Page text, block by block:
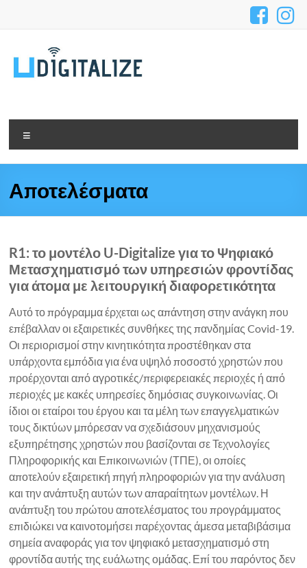
Αποτελέσματα
R1: το μοντέλο U-Digitalize για το Ψηφιακό
Μετασχηματισμό των υπηρεσιών φροντίδας
για άτομα με λειτουργική διαφορετικότητα
Αυτό το πρόγραμμα έρχεται ως απάντηση στην ανάγκη που
επέβαλλαν οι εξαιρετικές συνθήκες της πανδημίας Covid-19.
Οι περιορισμοί στην κινητικότητα προστέθηκαν στα
υπάρχοντα εμπόδια για ένα υψηλό ποσοστό χρηστών που
προέρχονται από αγροτικές/περιφερειακές περιοχές ή από
περιοχές με κακές υπηρεσίες δημόσιας συγκοινωνίας. Οι
ίδιοι οι εταίροι του έργου και τα μέλη των επαγγελματικών
τους δικτύων μπόρεσαν να σχεδιάσουν μηχανισμούς
εξυπηρέτησης χρηστών που βασίζονται σε Τεχνολογίες
Πληροφορικής και Επικοινωνιών (ΤΠΕ), οι οποίες
αποτελούν εξαιρετική πηγή πληροφοριών για την ανάλυση
και την ανάπτυξη αυτών των απαραίτητων μοντέλων. Η
ανάπτυξη του πρώτου αποτελέσματος του προγράμματος
επιδιώκει να καινοτομήσει παρέχοντας άμεσα μεταβιβάσιμα
σημεία αναφοράς για τον ψηφιακό μετασχηματισμό στη
φροντίδα αυτής της ευάλωτης ομάδας. Επί του παρόντος δεν